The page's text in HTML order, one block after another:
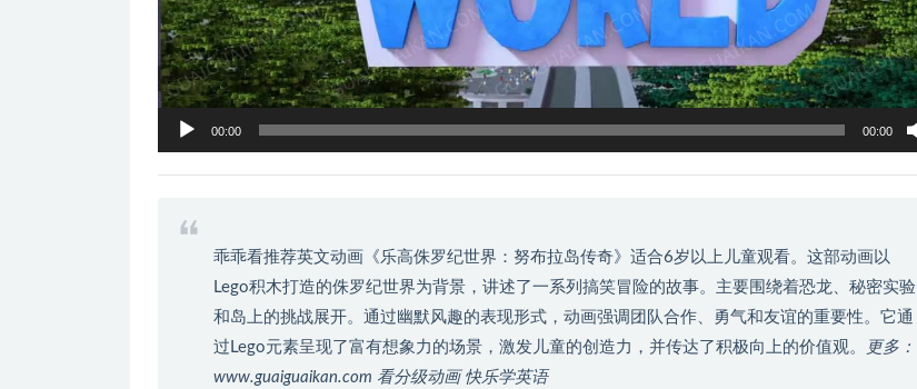
00:00 00:00
乖乖看推荐英文动画《乐高侏罗纪世界：努布拉岛传奇》适合6岁以上儿童观看。这部动画以
Lego积木打造的侏罗纪世界为背景，讲述了一系列搞笑冒险的故事。主要围绕着恐龙、秘密实验
和岛上的挑战展开。通过幽默风趣的表现形式，动画强调团队合作、勇气和友谊的重要性。它通
过Lego元素呈现了富有想象力的场景，激发儿童的创造力，并传达了积极向上的价值观。
更多：
www.guaiguaikan.com 看分级动画 快乐学英语